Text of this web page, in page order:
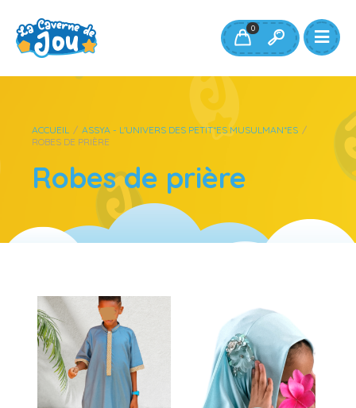
0
ACCUEIL / ASSYA - L'UNIVERS DES PETIT*ES MUSULMAN*ES /
ROBES DE PRIÈRE
Robes de prière